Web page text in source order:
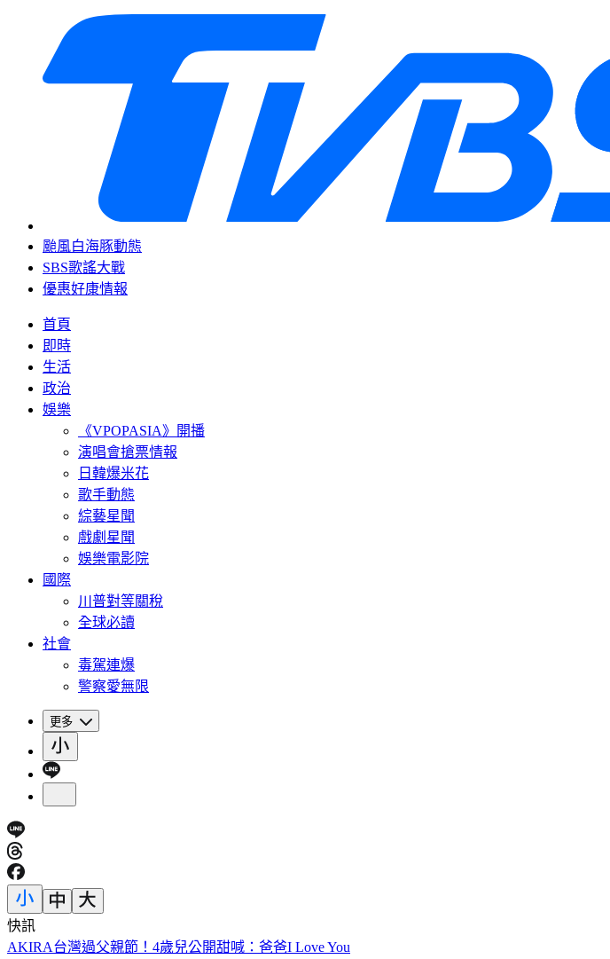
颱風白海豚動態
SBS歌謠大戰
優惠好康情報
首頁
即時
生活
政治
娛樂
《VPOPASIA》開播
演唱會搶票情報
日韓爆米花
歌手動態
綜藝星聞
戲劇星聞
娛樂電影院
國際
川普對等關稅
全球必讀
社會
毒駕連爆
警察愛無限
更多
快訊
白海豚「影響最劇」時間到！中北部防豪雨 恐一路濕到下週末